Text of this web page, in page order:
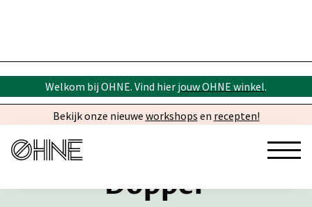
Welkom bij OHNE. Vind hier jouw OHNE winkel.
Bekijk onze nieuwe workshops en recepten!
Dopper